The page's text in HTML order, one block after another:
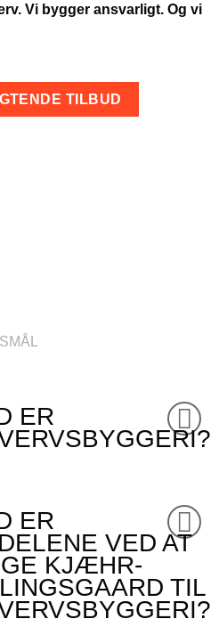
Vi bygger ansvarligt. Og vi
TILBUD
ER
ER
VED AT
KJÆHR-
TIL